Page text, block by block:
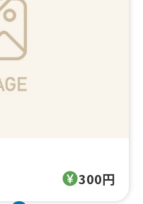
300円